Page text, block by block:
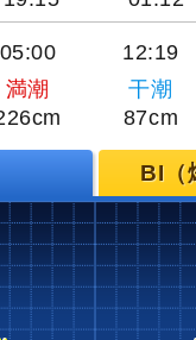
05:00 12:19
満潮 干潮
87cm
BI（